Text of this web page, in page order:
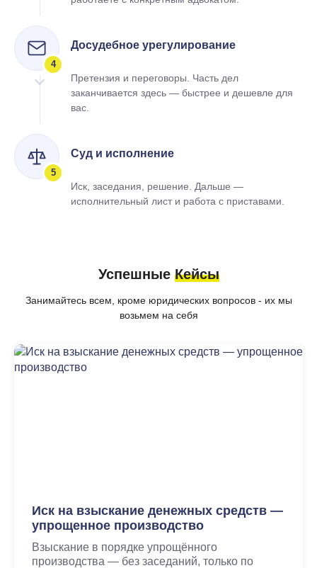
4
Досудебное урегулирование
Претензия и переговоры. Часть дел
заканчивается здесь — быстрее и дешевле для
вас.
5
Суд и исполнение
Иск, заседания, решение. Дальше —
исполнительный лист и работа с приставами.
Успешные Кейсы
Занимайтесь всем, кроме юридических вопросов - их мы
возьмем на себя
Иск на взыскание денежных средств —
упрощенное производство
Взыскание в порядке упрощённого
производства — без заседаний, только по